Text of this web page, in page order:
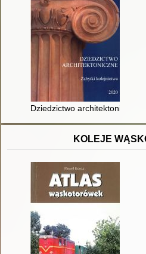
Dziedzictwo architektoniczne :
KOLEJE